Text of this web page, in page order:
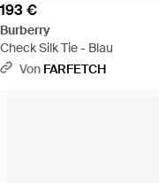
193 €
Burberry
Check Silk Tie - Blau
Von FARFETCH